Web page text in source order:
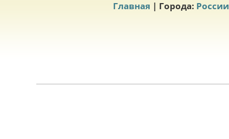
Главная | Города: России